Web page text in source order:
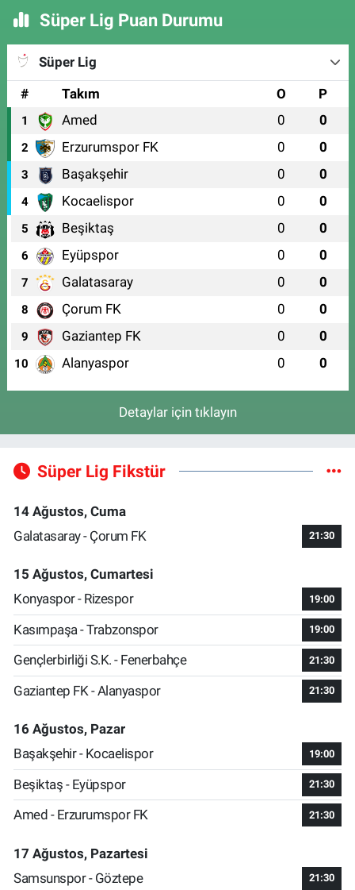
Süper Lig Puan Durumu
Süper Lig
#
Takım O P
1 Amed 0 0
2 Erzurumspor FK 0 0
3 Başakşehir 0 0
4 Kocaelispor 0 0
5 Beşiktaş 0 0
6 Eyüpspor 0 0
7 Galatasaray 0 0
8 Çorum FK 0 0
9 Gaziantep FK 0 0
10 Alanyaspor 0 0
Detaylar için tıklayın
Süper Lig Fikstür
14 Ağustos, Cuma
Galatasaray - Çorum FK
21:30
15 Ağustos, Cumartesi
Konyaspor - Rizespor
19:00
Kasımpaşa - Trabzonspor 19:00
Gençlerbirliği S.K. - Fenerbahçe 21:30
Gaziantep FK - Alanyaspor 21:30
16 Ağustos, Pazar
Başakşehir - Kocaelispor
19:00
Beşiktaş - Eyüpspor 21:30
Amed - Erzurumspor FK 21:30
17 Ağustos, Pazartesi
Samsunspor - Göztepe
21:30